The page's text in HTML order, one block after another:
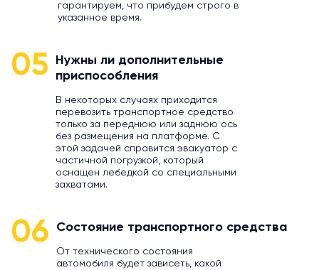
гарантируем, что прибудем строго в
указанное время.
05
Нужны ли дополнительные
приспособления
В некоторых случаях приходится
перевозить транспортное средство
только за переднюю или заднюю ось
без размещения на платформе. С
этой задачей справится эвакуатор с
частичной погрузкой, который
оснащен лебедкой со специальными
захватами.
06 Состояние транспортного средства
От технического состояния
автомобиля будет зависеть, какой